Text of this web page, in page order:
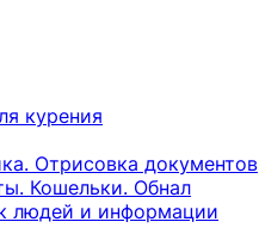
курения
Отрисовка документов
Кошельки. Обнал
людей и информации